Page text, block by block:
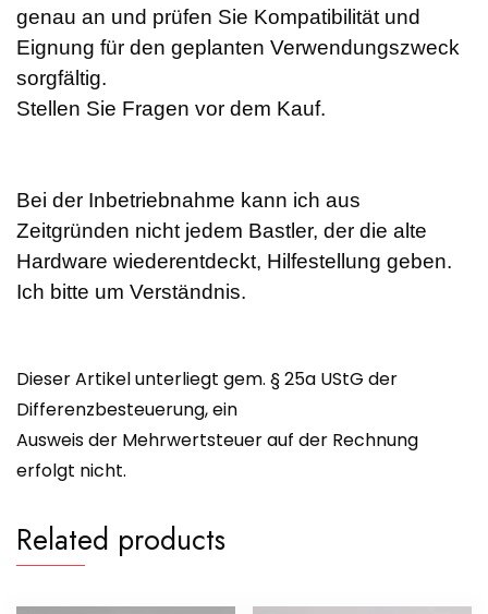
genau an und prüfen Sie Kompatibilität und
Eignung für den geplanten Verwendungszweck
sorgfältig.
Stellen Sie Fragen vor dem Kauf.
Bei der Inbetriebnahme kann ich aus
Zeitgründen nicht jedem Bastler, der die alte
Hardware wiederentdeckt, Hilfestellung geben.
Ich bitte um Verständnis.
Dieser Artikel unterliegt gem. § 25a UStG der
Differenzbesteuerung, ein
Ausweis der Mehrwertsteuer auf der Rechnung
erfolgt nicht.
Related products